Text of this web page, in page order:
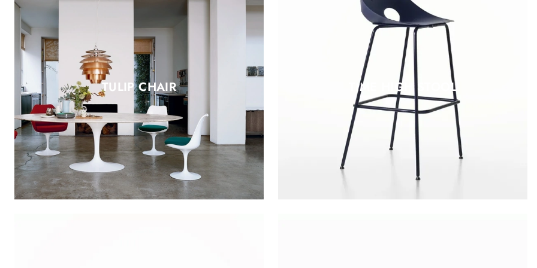
TULIP CHAIR TIME HIGH STOOL